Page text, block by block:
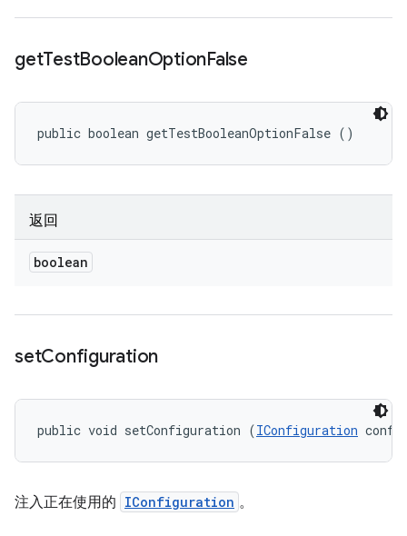
getTestBooleanOptionFalse
public boolean getTestBooleanOptionFalse ()
返回
boolean
setConfiguration
public void setConfiguration (IConfiguration
注入正在使用的 IConfiguration 。